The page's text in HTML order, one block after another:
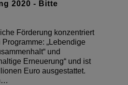
2020 - Bitte
Förderung konzentriert
„Lebendige
und
Erneuerung“ und ist
Euro ausgestattet.